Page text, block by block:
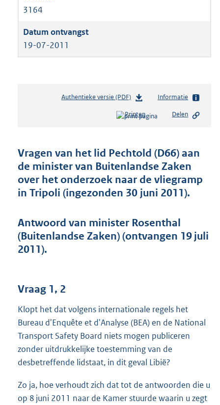
3164
19-07-2011
Authentieke versie (PDF)b
s
n
d
s
g
r
t
e
Informatie
Printen Delen
Vragen van het lid Pechtold (D66) aan
de minister van Buitenlandse Zaken
over het onderzoek naar de vliegramp
in Tripoli (ingezonden 30 juni 2011).
Antwoord van minister Rosenthal
(Buitenlandse Zaken) (ontvangen 19 juli
2011).
Vraag 1, 2
Klopt het dat volgens internationale regels het
Bureau d'Enquête et d'Analyse (BEA) en de National
Transport Safety Board niets mogen publiceren
zonder uitdrukkelijke toestemming van de
desbetreffende lidstaat, in dit geval Libië?
Zo ja, hoe verhoudt zich dat tot de antwoorden die u
op 8 juni 2011 naar de Kamer stuurde waarin u zegt